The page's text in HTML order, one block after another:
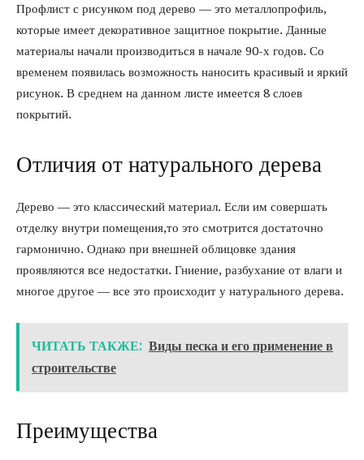
Профлист с рисунком под дерево — это металлопрофиль,
которые имеет декоративное защитное покрытие. Данные
материалы начали производиться в начале 90-х годов. Со
временем появилась возможность наносить красивый и яркий
рисунок. В среднем на данном листе имеется 8 слоев
покрытий.
Отличия от натурального дерева
Дерево — это классический материал. Если им совершать
отделку внутри помещения,то это смотрится достаточно
гармонично. Однако при внешней облицовке здания
проявляются все недостатки. Гниение, разбухание от влаги и
многое другое — все это происходит у натурального дерева.
ЧИТАТЬ ТАКЖЕ: Виды песка и его применение в
строительстве
Преимущества